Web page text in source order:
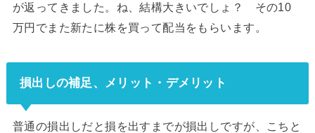
が返ってきました。ね、結構大きいでしょ？ その10
万円でまた新たに株を買って配当をもらいます。
損出しの補足、メリット・デメリット
普通の損出しだと損を出すまでが損出しですが、こちと